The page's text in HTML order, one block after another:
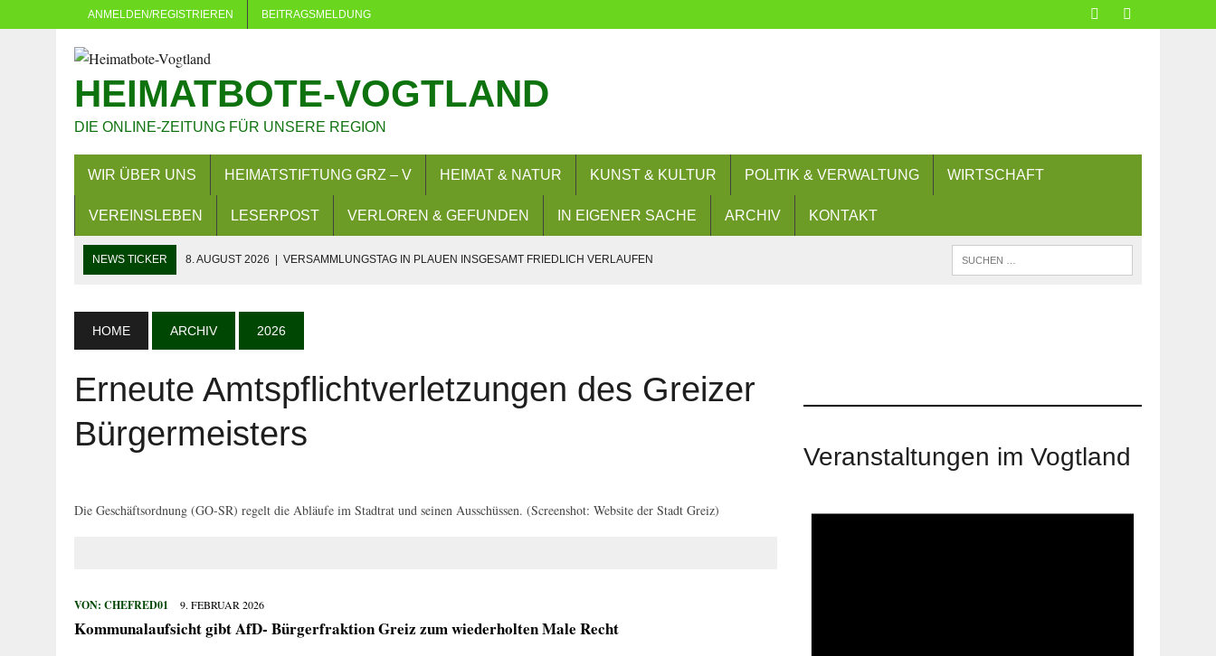
ANMELDEN/REGISTRIEREN BEITRAGSMELDUNG
HEIMATBOTE-VOGTLAND
DIE ONLINE-ZEITUNG FÜR UNSERE REGION
WIR ÜBER UNS HEIMATSTIFTUNG GRZ – V HEIMAT & NATUR KUNST & KULTUR POLITIK & VERWALTUNG WIRTSCHAFT
VEREINSLEBEN LESERPOST VERLOREN & GEFUNDEN IN EIGENER SACHE ARCHIV KONTAKT
NEWS TICKER 8. AUGUST 2026 VERSAMMLUNGSTAG IN PLAUEN INSGESAMT FRIEDLICH VERLAUFEN
7. AUGUST 2026 | BAD KÖSTRITZ: VOLLSPERRUNG AB 10.AUGUST 2026
6. AUGUST 2026 PKW BESCHÄDIGT
NEUER TITEL FÜR „SUPER ALEX“? MISTER UNTÄTIG WÄRE PASSEND.
5. AUGUST 2026 DÜRFEN VERWALTUNGEN MACHEN, WAS SIE WOLLEN? NEIN!
HOME ARCHIV 2026
Erneute Amtspflichtverletzungen des Greizer
Bürgermeisters
Die Geschäftsordnung (GO-SR) regelt die Abläufe im Stadtrat und seinen Ausschüssen. (Screenshot: Website der Stadt Greiz)
VON: CHEFRED01 9. FEBRUAR 2026
Kommunalaufsicht gibt AfD- Bürgerfraktion Greiz zum wiederholten Male Recht
Veranstaltungen im Vogtland